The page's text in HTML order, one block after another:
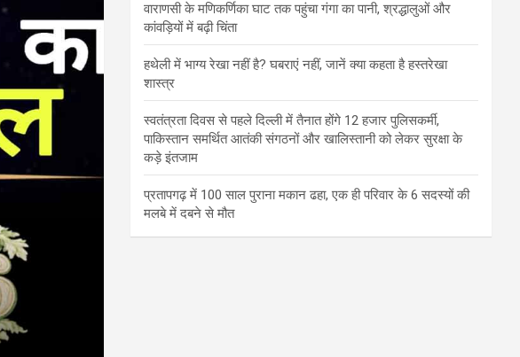
वाराणसी के मणिकर्णिका घाट तक पहुंचा गंगा का पानी, श्रद्धालुओं और
कांवड़ियों में बढ़ी चिंता
हथेली में भाग्य रेखा नहीं है? घबराएं नहीं, जानें क्या कहता है हस्तरेखा
शास्त्र
स्वतंत्रता दिवस से पहले दिल्ली में तैनात होंगे 12 हजार पुलिसकर्मी,
पाकिस्तान समर्थित आतंकी संगठनों और खालिस्तानी को लेकर सुरक्षा के
कड़े इंतजाम
प्रतापगढ़ में 100 साल पुराना मकान ढहा, एक ही परिवार के 6 सदस्यों की
मलबे में दबने से मौत